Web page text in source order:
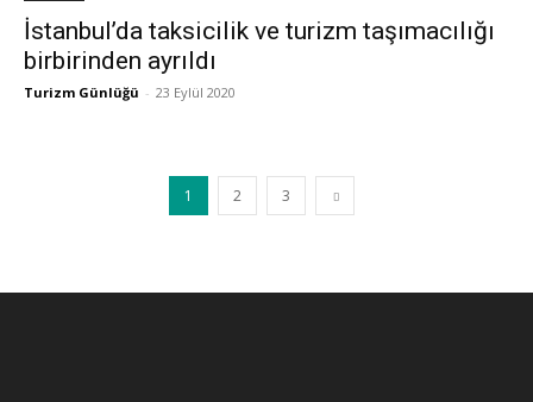
İstanbul’da taksicilik ve turizm taşımacılığı
birbirinden ayrıldı
Turizm Günlüğü - 23 Eylül 2020
1 2 3